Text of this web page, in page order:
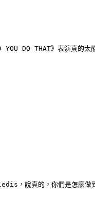
DO THAT》表演真的
，說真的，你們是怎麼做